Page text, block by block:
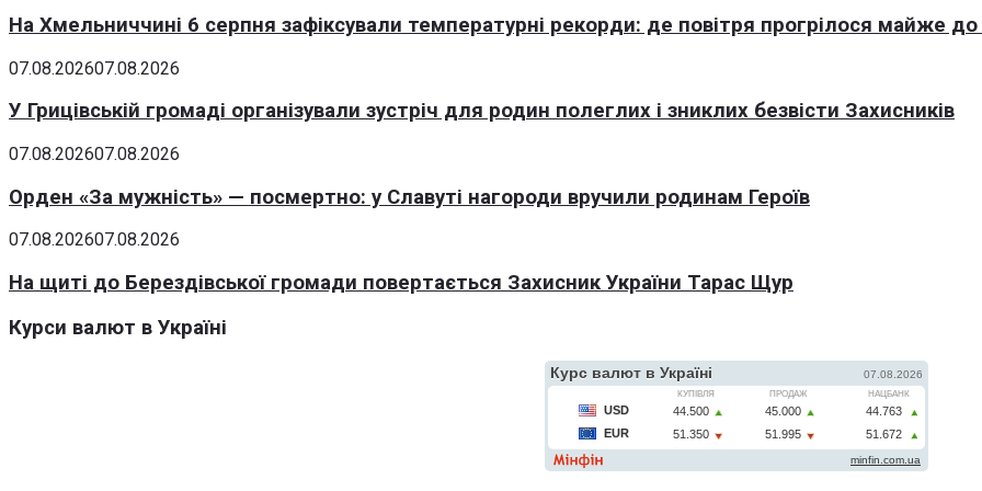
На Хмельниччині 6 серпня зафіксували температурні рекорди: де повітря прогрілося майже до
07.08.202607.08.2026
У Грицівській громаді організували зустріч для родин полеглих і зниклих безвісти Захисників
07.08.202607.08.2026
Орден «За мужність» — посмертно: у Славуті нагороди вручили родинам Героїв
07.08.202607.08.2026
На щиті до Берездівської громади повертається Захисник України Тарас Щур
Курси валют в Україні